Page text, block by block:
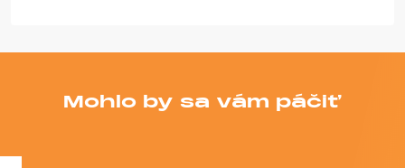
Mohlo by sa vám páčiť